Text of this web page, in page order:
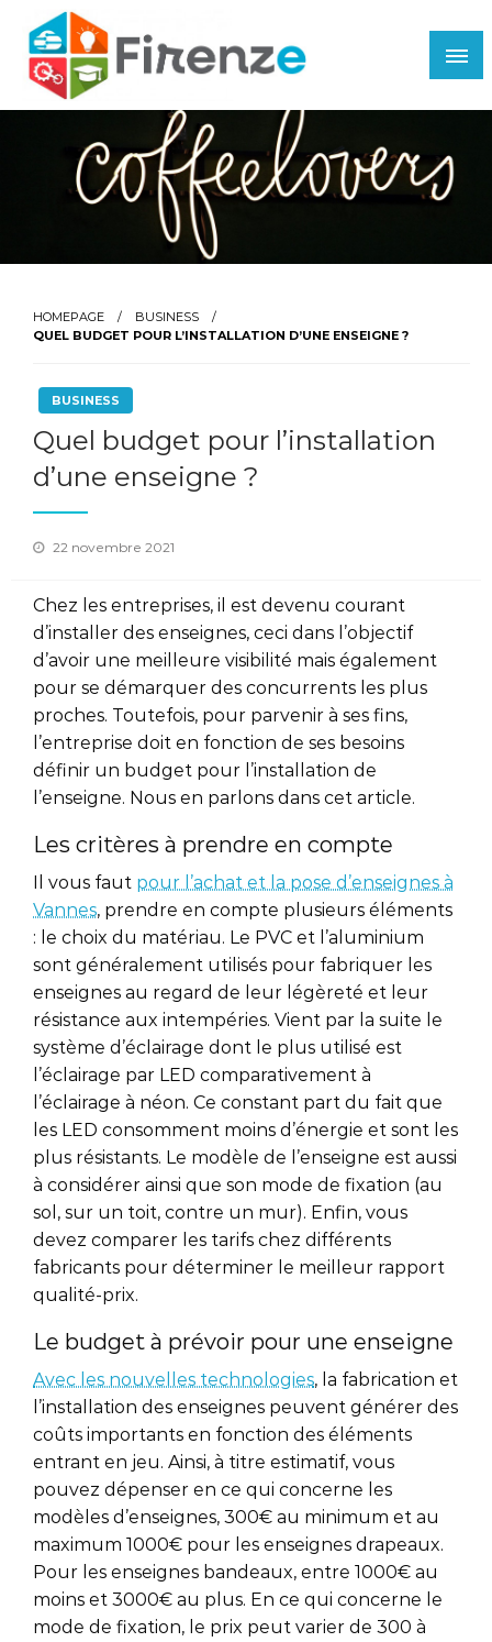
content
Firenze
HOMEPAGE
BUSINESS
QUEL BUDGET POUR L’INSTALLATION D’UNE ENSEIGNE ?
BUSINESS
Quel budget pour l’installation
d’une enseigne ?
Posted
22 novembre 2021
Chez les entreprises, il est devenu courant
d’installer des enseignes, ceci dans l’objectif
d’avoir une meilleure visibilité mais également
pour se démarquer des concurrents les plus
proches. Toutefois, pour parvenir à ses fins,
l’entreprise doit en fonction de ses besoins
définir un budget pour l’installation de
l’enseigne. Nous en parlons dans cet article.
Les critères à prendre en compte
Il vous faut pour l’achat et la pose d’enseignes à
Vannes, prendre en compte plusieurs éléments
: le choix du matériau. Le PVC et l’aluminium
sont généralement utilisés pour fabriquer les
enseignes au regard de leur légèreté et leur
résistance aux intempéries. Vient par la suite le
système d’éclairage dont le plus utilisé est
l’éclairage par LED comparativement à
l’éclairage à néon. Ce constant part du fait que
les LED consomment moins d’énergie et sont les
plus résistants. Le modèle de l’enseigne est aussi
à considérer ainsi que son mode de fixation (au
sol, sur un toit, contre un mur). Enfin, vous
devez comparer les tarifs chez différents
fabricants pour déterminer le meilleur rapport
qualité-prix.
Le budget à prévoir pour une enseigne
Avec les nouvelles technologies, la fabrication et
l’installation des enseignes peuvent générer des
coûts importants en fonction des éléments
entrant en jeu. Ainsi, à titre estimatif, vous
pouvez dépenser en ce qui concerne les
modèles d’enseignes, 300€ au minimum et au
maximum 1000€ pour les enseignes drapeaux.
Pour les enseignes bandeaux, entre 1000€ au
moins et 3000€ au plus. En ce qui concerne le
mode de fixation, le prix peut varier de 300 à